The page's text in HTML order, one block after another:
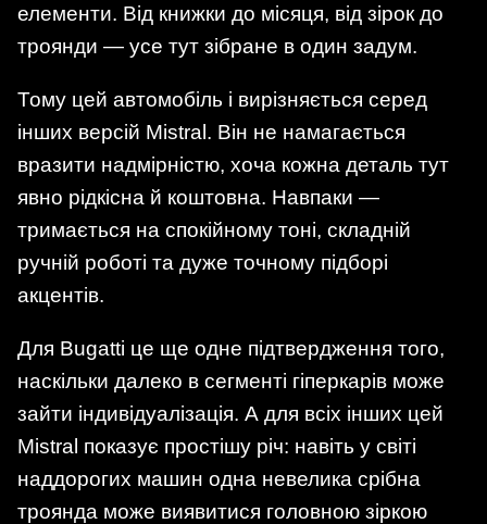
елементи. Від книжки до місяця, від зірок до
троянди — усе тут зібране в один задум.
Тому цей автомобіль і вирізняється серед
інших версій Mistral. Він не намагається
вразити надмірністю, хоча кожна деталь тут
явно рідкісна й коштовна. Навпаки —
тримається на спокійному тоні, складній
ручній роботі та дуже точному підборі
акцентів.
Для Bugatti це ще одне підтвердження того,
наскільки далеко в сегменті гіперкарів може
зайти індивідуалізація. А для всіх інших цей
Mistral показує простішу річ: навіть у світі
наддорогих машин одна невелика срібна
троянда може виявитися головною зіркою